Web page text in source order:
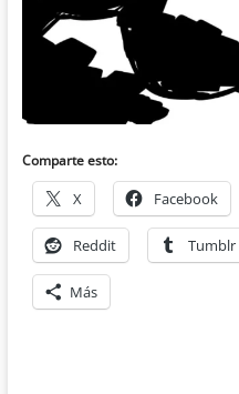
Comparte esto:
X Facebook
Reddit Tumblr
Más